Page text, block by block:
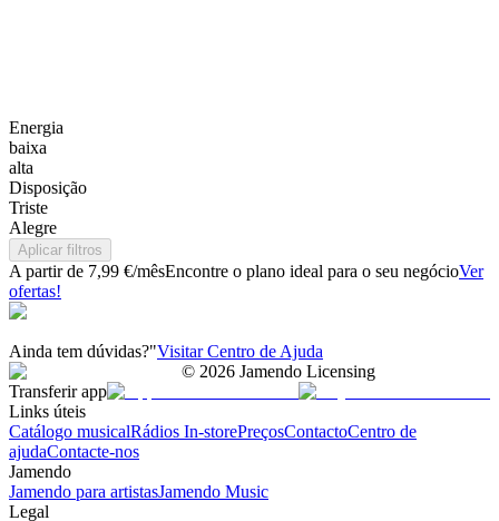
Energia
baixa
alta
Disposição
Triste
Alegre
Aplicar filtros
A partir de 7,99 €/mêsEncontre o plano ideal para o seu negócioVer
ofertas!
Ainda tem dúvidas?"Visitar Centro de Ajuda
© 2026 Jamendo Licensing
Transferir app
Links úteis
Catálogo musicalRádios In-storePreçosContactoCentro de
ajudaContacte-nos
Jamendo
Jamendo para artistasJamendo Music
Legal